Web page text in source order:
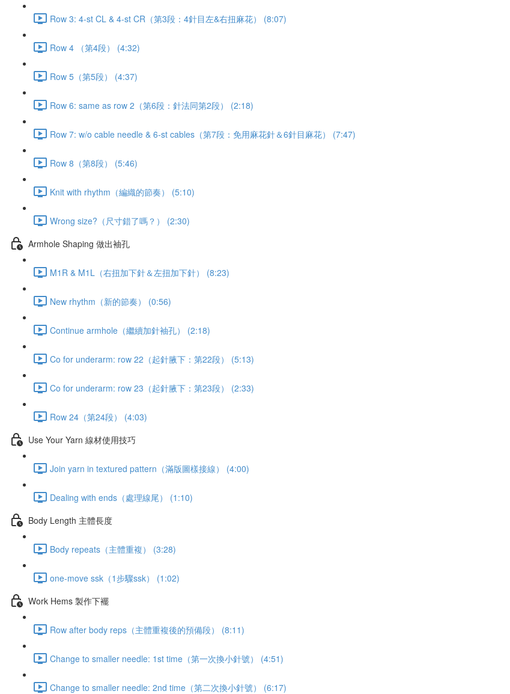
Row 3: 4-st CL & 4-st CR（第3段：4針目左&右扭麻花） (8:07)
Row 4 （第4段） (4:32)
Row 5（第5段） (4:37)
Row 6: same as row 2（第6段：針法同第2段） (2:18)
Row 7: w/o cable needle & 6-st cables（第7段：免用麻花針＆6針目麻花） (7:47)
Row 8（第8段） (5:46)
Knit with rhythm（編織的節奏） (5:10)
Wrong size?（尺寸錯了嗎？） (2:30)
Armhole Shaping 做出袖孔
M1R & M1L（右扭加下針＆左扭加下針） (8:23)
New rhythm（新的節奏） (0:56)
Continue armhole（繼續加針袖孔） (2:18)
Co for underarm: row 22（起針腋下：第22段） (5:13)
Co for underarm: row 23（起針腋下：第23段） (2:33)
Row 24（第24段） (4:03)
Use Your Yarn 線材使用技巧
Join yarn in textured pattern（滿版圖樣接線） (4:00)
Dealing with ends（處理線尾） (1:10)
Body Length 主體長度
Body repeats（主體重複） (3:28)
one-move ssk（1步驟ssk） (1:02)
Work Hems 製作下襬
Row after body reps（主體重複後的預備段） (8:11)
Change to smaller needle: 1st time（第一次換小針號） (4:51)
Change to smaller needle: 2nd time（第二次換小針號） (6:17)